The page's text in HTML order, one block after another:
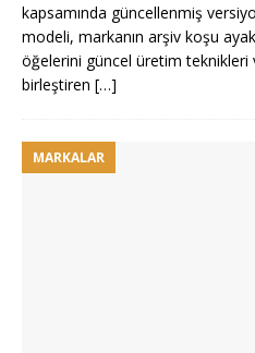
kapsamında güncellenmiş
modeli, markanın arşiv koşu
öğelerini güncel üretim
birleştiren […]
MARKALAR